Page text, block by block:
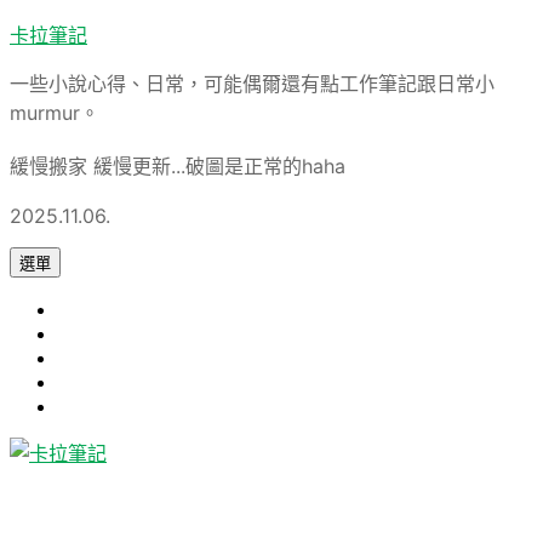
跳
主
要
內
容
卡拉筆記
一些小說心得、日常，可能偶爾還有點工作筆記跟日常小
murmur。
緩慢搬家 緩慢更新...破圖是正常的haha
2025.11.06.
選單